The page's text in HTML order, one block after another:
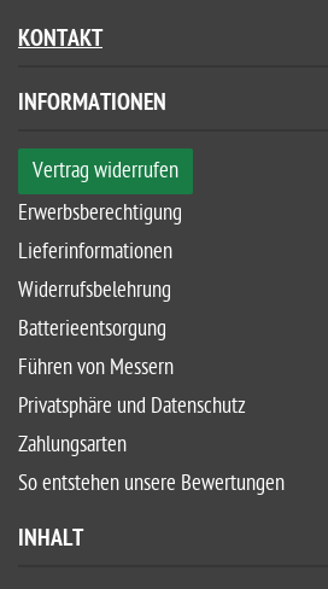
KONTAKT
INFORMATIONEN
Vertrag widerrufen
Erwerbsberechtigung
Lieferinformationen
Widerrufsbelehrung
Batterieentsorgung
Führen von Messern
Privatsphäre und Datenschutz
Zahlungsarten
So entstehen unsere Bewertungen
INHALT